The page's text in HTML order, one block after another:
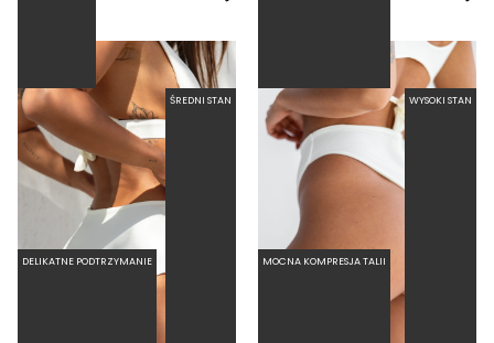
ŚREDNI STAN WYSOKI STAN
DELIKATNE PODTRZYMANIE MOCNA KOMPRESJA TALII